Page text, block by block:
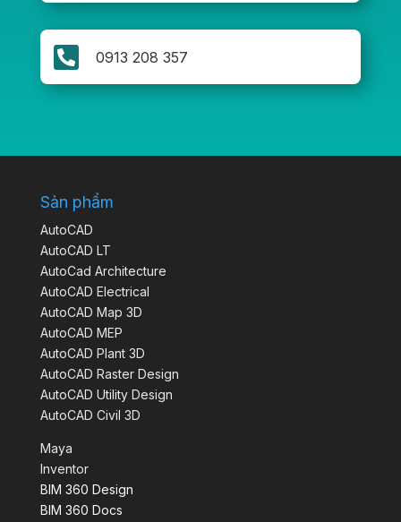
 0913 208 357
Sản phẩm
AutoCAD
AutoCAD LT
AutoCad Architecture
AutoCAD Electrical
AutoCAD Map 3D
AutoCAD MEP
AutoCAD Plant 3D
AutoCAD Raster Design
AutoCAD Utility Design
AutoCAD Civil 3D
Maya
Inventor
BIM 360 Design
BIM 360 Docs